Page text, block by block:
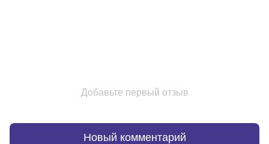
Добавьте первый отзыв
Новый комментарий